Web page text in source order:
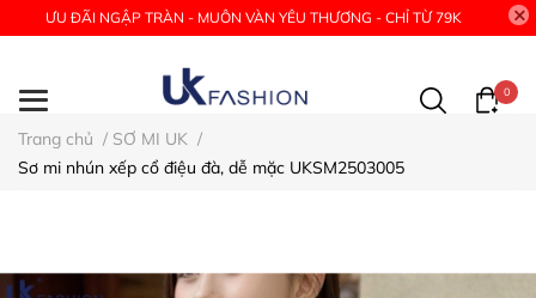
ƯU ĐÃI NGẬP TRÀN - MUÔN VÀN YÊU THƯƠNG - CHỈ TỪ 79K
0
Trang chủ / SƠ MI UK /
Sơ mi nhún xếp cổ điệu đà, dễ mặc UKSM2503005